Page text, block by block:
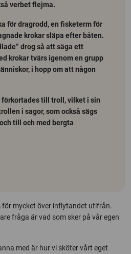
verbet flejma.
för dragrodd, en fisketerm för
krokar släpa efter båten.
drog så att säga ett
krokar tvärs igenom en grupp
i hopp om att någon
förkortades till troll, vilket i sin
i sagor, som också sägs
till och med bergta
mycket över inflytandet utifrån.
fråga är vad som sker på vår egen
med är hur vi sköter vårt eget